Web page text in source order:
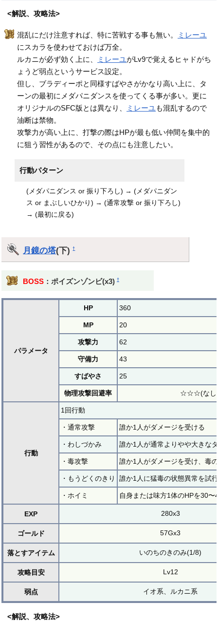
<解説、攻略法>
混乱にだけ注意すれば、特に苦戦する事も無い。
ミレーユ
にスカラを使わせておけば万全。
ルカニが必ず効く上に、
ミレーユがLv9で覚えるヒャドがち
ょうど弱点というサービス設定。
但し、ブラディーポと同様すばやさがかなり高い上に、タ
ーンの最初にメダパニダンスを使ってくる事が多い。更に
オリジナルのSFC版とは異なり、
ミレーユも混乱するので
油断は禁物。
攻撃力が高い上に、打撃の際はHPが最も低い仲間を集中的
に狙う習性があるので、その点にも注意したい。
行動パターン
(メダパニダンス or 振り下ろし) → (メダパニダン
ス or まぶしいひかり) → (通常攻撃 or 振り下ろし)
→ (最初に戻る)
月鏡の塔(下)†
BOSS：ポイズンゾンビ(x3) †
パラメータ
HP 360
MP 20
攻撃力 62
守備力 43
すばやさ 25
物理攻撃回避率 ☆☆☆(なし
行動
1回行動
・通常攻撃 誰か1人がダメージを受ける
・わしづかみ 誰か1人が通常よりやや大きな
・毒攻撃 誰か1人がダメージを受け、毒
・もうどくのきり 誰か1人に猛毒の状態異常を試
・ホイミ 自身または味方1体のHPを30〜
EXP 280x3
ゴールド 57Gx3
落とすアイテム いのちのきのみ(1/8)
攻略目安 Lv12
弱点 イオ系、ルカニ系
<解説、攻略法>